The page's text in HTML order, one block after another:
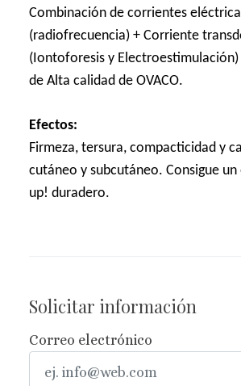
Combinación de corrientes
(radiofrecuencia) + Corriente
(Iontoforesis y
de Alta calidad de OVACO.
Efectos:
Firmeza, tersura, compacticidad y
cutáneo y subcutáneo. Consigue un
up! duradero.
Solicitar información
Correo electrónico